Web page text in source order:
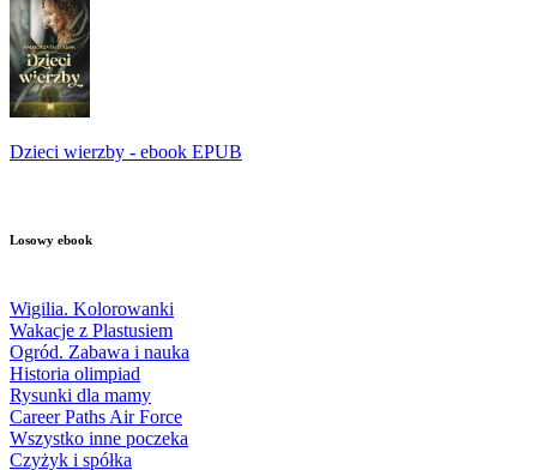
Dzieci wierzby - ebook EPUB
Losowy ebook
Wigilia. Kolorowanki
Wakacje z Plastusiem
Ogród. Zabawa i nauka
Historia olimpiad
Rysunki dla mamy
Career Paths Air Force
Wszystko inne poczeka
Czyżyk i spółka